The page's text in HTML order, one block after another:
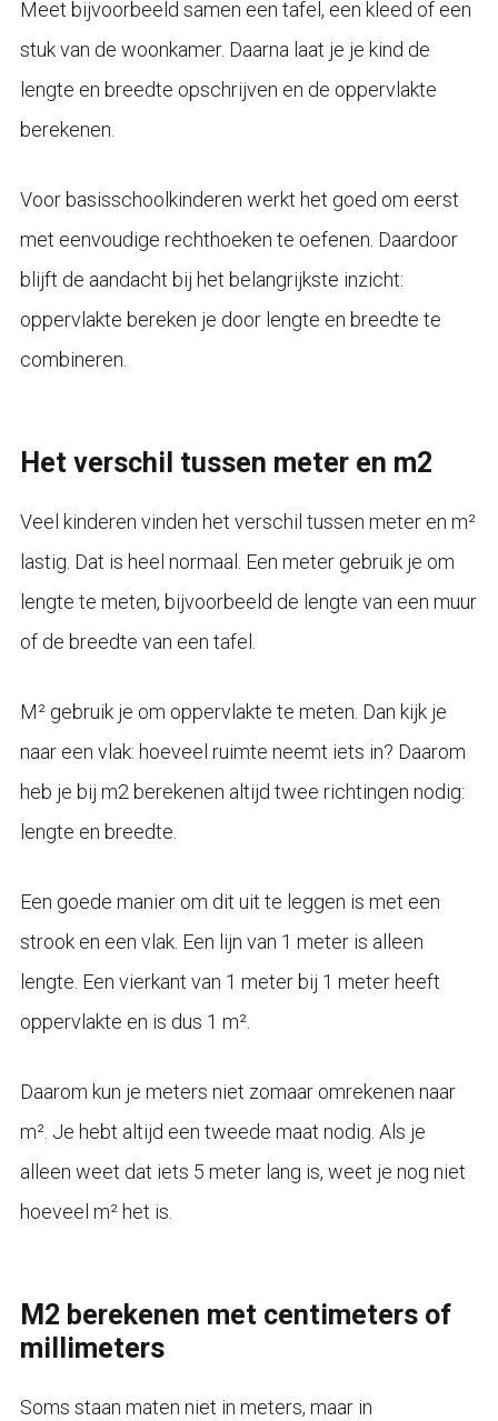
Meet bijvoorbeeld samen een tafel, een kleed of een
stuk van de woonkamer. Daarna laat je je kind de
lengte en breedte opschrijven en de oppervlakte
berekenen.
Voor basisschoolkinderen werkt het goed om eerst
met eenvoudige rechthoeken te oefenen. Daardoor
blijft de aandacht bij het belangrijkste inzicht:
oppervlakte bereken je door lengte en breedte te
combineren.
Het verschil tussen meter en m2
Veel kinderen vinden het verschil tussen meter en m²
lastig. Dat is heel normaal. Een meter gebruik je om
lengte te meten, bijvoorbeeld de lengte van een muur
of de breedte van een tafel.
M² gebruik je om oppervlakte te meten. Dan kijk je
naar een vlak: hoeveel ruimte neemt iets in? Daarom
heb je bij m2 berekenen altijd twee richtingen nodig:
lengte en breedte.
Een goede manier om dit uit te leggen is met een
strook en een vlak. Een lijn van 1 meter is alleen
lengte. Een vierkant van 1 meter bij 1 meter heeft
oppervlakte en is dus 1 m².
Daarom kun je meters niet zomaar omrekenen naar
m². Je hebt altijd een tweede maat nodig. Als je
alleen weet dat iets 5 meter lang is, weet je nog niet
hoeveel m² het is.
M2 berekenen met centimeters of
millimeters
Soms staan maten niet in meters, maar in